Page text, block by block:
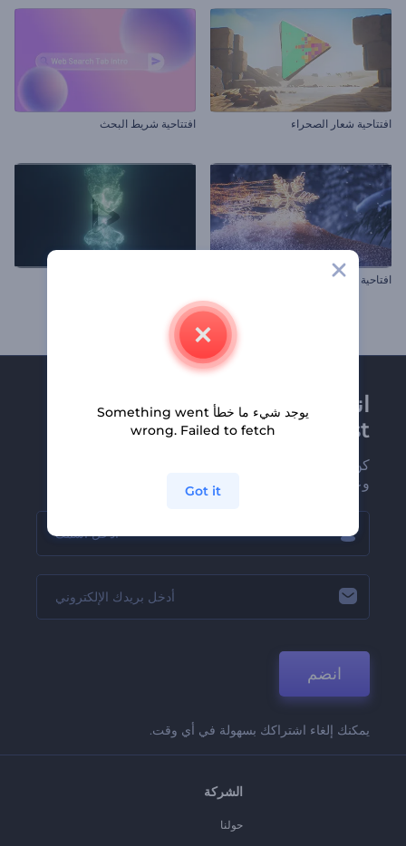
افتتاحية شعار الصحراء افتتاحية شريط البحث
افتاحية ندف الجليد المتألقة
انضم إلى نشرة
Renderforest الإخبارية
كن من بين أوائل من يستلمون أحدث أخبارنا
وعروضنا
انضم
يمكنك إلغاء اشتراكك بسهولة في أي وقت.
الشركة
حولنا
يوجد شيء ما خطأ Something went
wrong. Failed to fetch
Got it